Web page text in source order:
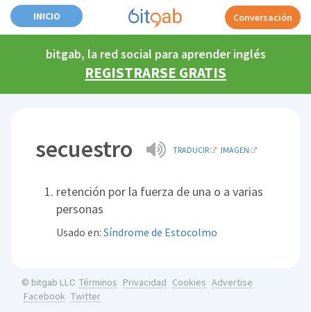
INICIO Conversación
bitgab, la red social para aprender inglés
REGISTRARSE GRATIS
secuestro TRADUCIR IMAGEN
retención por la fuerza de una o a varias
personas
Usado en:Síndrome de Estocolmo
© bitgab LLC Términos Privacidad Cookies Advertise
Facebook Twitter